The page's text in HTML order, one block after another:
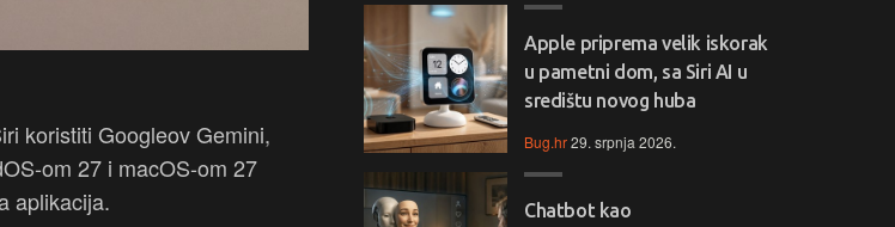
koristiti Googleov Gemini,
om 27 i macOS-om 27
aplikacija.
Apple priprema velik iskorak
u pametni dom, sa Siri AI u
središtu novog huba
Bug.hr29. srpnja 2026.
Chatbot kao